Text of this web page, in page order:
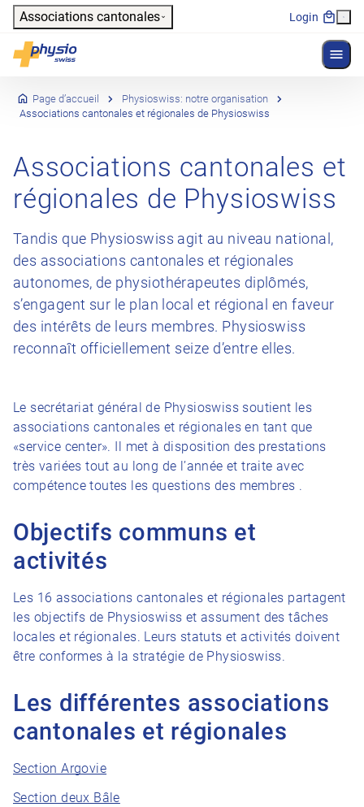
Header
Associations cantonales Login
Physioswiss
Navigation principale
Page d’accueil
Physioswiss: notre organisation
Associations cantonales et régionales de Physioswiss
Associations cantonales et
régionales de Physioswiss
Tandis que Physioswiss agit au niveau national,
des associations cantonales et régionales
autonomes, de physiothérapeutes diplômés,
s’engagent sur le plan local et régional en faveur
des intérêts de leurs membres. Physioswiss
reconnaît officiellement seize d’entre elles.
Le secrétariat général de Physioswiss soutient les
associations cantonales et régionales en tant que
«service center». Il met à disposition des prestations
très variées tout au long de l’année et traite avec
compétence toutes les questions des membres .
Objectifs communs et
activités
Les 16 associations cantonales et régionales partagent
les objectifs de Physioswiss et assument des tâches
locales et régionales. Leurs statuts et activités doivent
être conformes à la stratégie de Physioswiss.
Les différentes associations
cantonales et régionales
Section Argovie
Section deux Bâle